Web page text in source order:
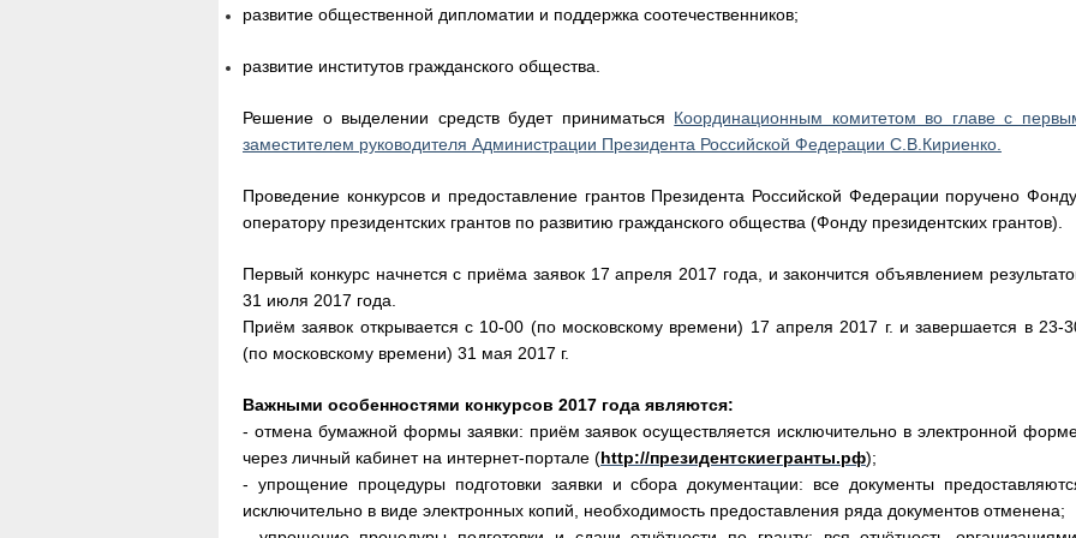
развитие общественной дипломатии и поддержка соотечественников;
развитие институтов гражданского общества.
Решение о выделении средств будет приниматься Координационным комитетом во главе с
заместителем руководителя Администрации Президента Российской Федерации С.В.Кириенко.
Проведение конкурсов и предоставление грантов Президента Российской Федерации поручено
оператору президентских грантов по развитию гражданского общества (Фонду президентских грантов).
Первый конкурс начнется с приёма заявок 17 апреля 2017 года, и закончится объявлением
31 июля 2017 года.
Приём заявок открывается с 10-00 (по московскому времени) 17 апреля 2017 г. и завершается в 23-
(по московскому времени) 31 мая 2017 г.
Важными особенностями конкурсов 2017 года являются:
- отмена бумажной формы заявки: приём заявок осуществляется исключительно в электронной
через личный кабинет на интернет-портале (http://президентскиегранты.рф);
- упрощение процедуры подготовки заявки и сбора документации: все документы
исключительно в виде электронных копий, необходимость предоставления ряда документов отменена;